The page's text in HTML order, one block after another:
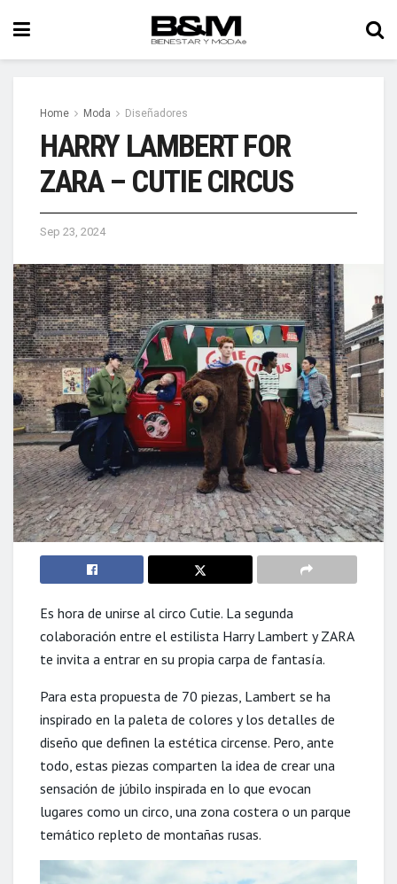
Home Moda Diseñadores
HARRY LAMBERT FOR
ZARA – CUTIE CIRCUS
Sep 23, 2024
Es hora de unirse al circo Cutie. La segunda
colaboración entre el estilista Harry Lambert y ZARA
te invita a entrar en su propia carpa de fantasía.
Para esta propuesta de 70 piezas, Lambert se ha
inspirado en la paleta de colores y los detalles de
diseño que definen la estética circense. Pero, ante
todo, estas piezas comparten la idea de crear una
sensación de júbilo inspirada en lo que evocan
lugares como un circo, una zona costera o un parque
temático repleto de montañas rusas.